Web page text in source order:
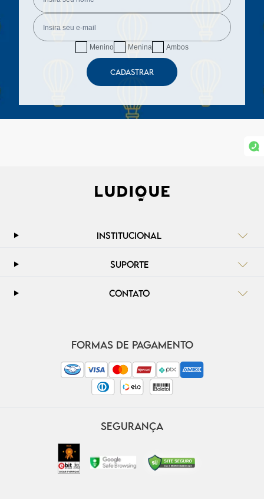
Menino Menina Ambos
CADASTRAR
INSTITUCIONAL
SUPORTE
CONTATO
FORMAS DE PAGAMENTO
SEGURANÇA